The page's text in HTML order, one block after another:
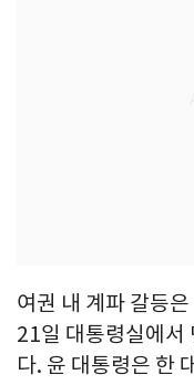
여권 내 계파 갈등
21일 대통령실에서
다. 윤 대통령은 한